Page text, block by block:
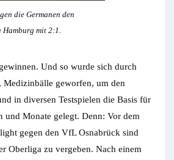
die Germanen den
mit 2:1.
Und so wurde sich durch
Medizinbälle geworfen, um den
in diversen Testspielen die Basis für
und Monate gelegt. Denn: Vor dem
gegen den VfL Osnabrück sind
Oberliga zu vergeben. Nach einem